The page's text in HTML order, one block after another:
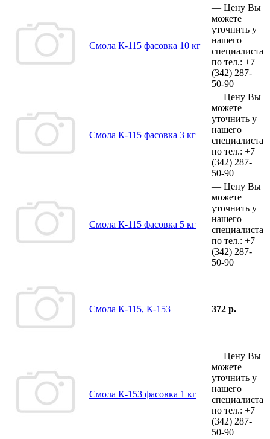
Смола К-115 фасовка 10 кг
— Цену Вы
можете
уточнить у
нашего
специалиста
по тел.: +7
(342) 287-
50-90
Смола К-115 фасовка 3 кг
— Цену Вы
можете
уточнить у
нашего
специалиста
по тел.: +7
(342) 287-
50-90
Смола К-115 фасовка 5 кг
— Цену Вы
можете
уточнить у
нашего
специалиста
по тел.: +7
(342) 287-
50-90
Смола К-115, К-153 372 р.
Смола К-153 фасовка 1 кг
— Цену Вы
можете
уточнить у
нашего
специалиста
по тел.: +7
(342) 287-
50-90